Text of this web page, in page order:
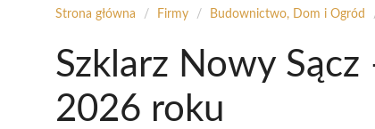
Strona główna / Firmy / Budownictwo, Dom i Ogród
Szklarz Nowy Sącz
2026 roku